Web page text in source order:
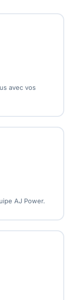
avec vos
AJ Power.